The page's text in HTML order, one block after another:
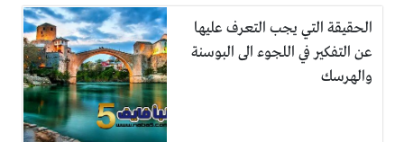
الحقيقة التي يجب التعرف عليها
عن التفكير في اللجوء الى البوسنة
والهرسك